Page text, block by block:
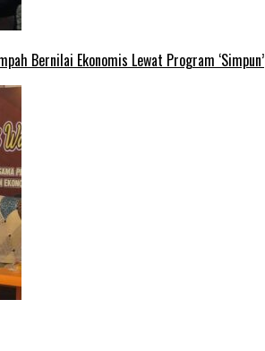
Bernilai Ekonomis Lewat Program ‘Simpun’